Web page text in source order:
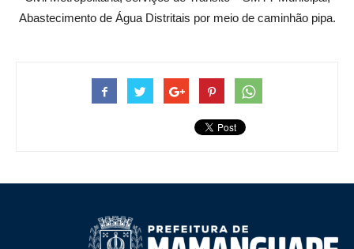
Abastecimento de Água Distritais por meio de caminhão pipa.